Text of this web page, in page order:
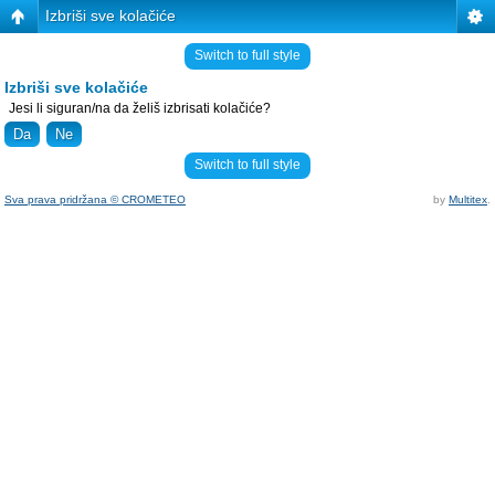
Izbriši sve kolačiće
Switch to full style
Izbriši sve kolačiće
Jesi li siguran/na da želiš izbrisati kolačiće?
Switch to full style
Sva prava pridržana © CROMETEO by Multitex